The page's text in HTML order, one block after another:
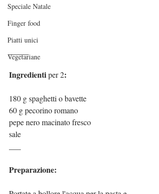
Speciale Natale
Finger food
Piatti unici
Vegetariane
Ingredienti per 2:
180 g spaghetti o bavette
60 g pecorino romano
pepe nero macinato fresco
sale
Preparazione: